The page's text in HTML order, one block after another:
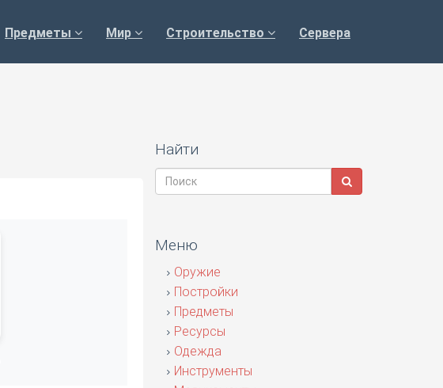
Предметы Мир Строительство Сервера
Найти
Меню
Оружие
Постройки
Предметы
Ресурсы
Одежда
Инструменты